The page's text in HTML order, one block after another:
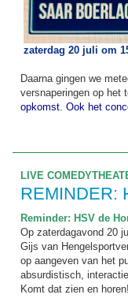
zaterdag 20 juli om
Daarna gingen we
versnaperingen op het
opkomst. Ook het
LIVE
REMINDER:
Reminder: HSV de
Op zaterdagavond 20
Gijs van
op aangeven van het
absurdistisch,
Komt dat zien en horen!